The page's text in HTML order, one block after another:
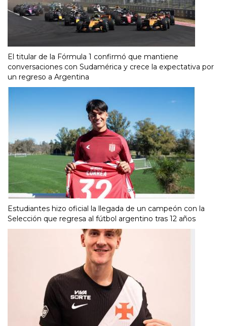
El titular de la Fórmula 1 confirmó que mantiene
conversaciones con Sudamérica y crece la expectativa por
un regreso a Argentina
Estudiantes hizo oficial la llegada de un campeón con la
Selección que regresa al fútbol argentino tras 12 años